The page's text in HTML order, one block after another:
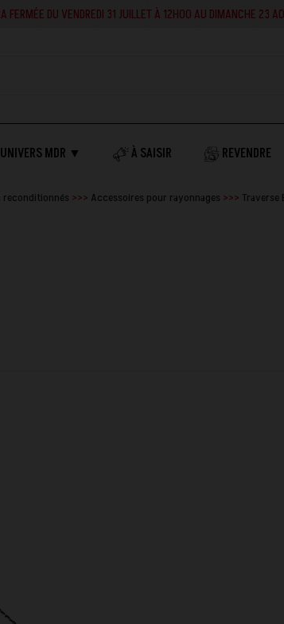
DU VENDREDI 31 JUILLET À 12H00 AU DIMANCHE 23 AOÛT
MDR ▼ À SAISIR REVENDRE
reconditionnés Accessoires pour rayonnages Traverse